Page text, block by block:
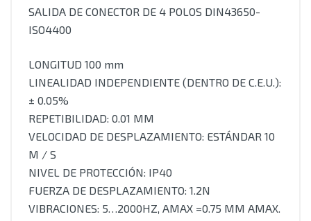
SALIDA DE CONECTOR DE 4 POLOS DIN43650-
ISO4400
LONGITUD 100 mm
LINEALIDAD INDEPENDIENTE (DENTRO DE C.E.U.):
± 0.05%
REPETIBILIDAD: 0.01 MM
VELOCIDAD DE DESPLAZAMIENTO: ESTÁNDAR 10
M / S
NIVEL DE PROTECCIÓN: IP40
FUERZA DE DESPLAZAMIENTO: 1.2N
VIBRACIONES: 5…2000HZ, AMAX =0.75 MM AMAX.